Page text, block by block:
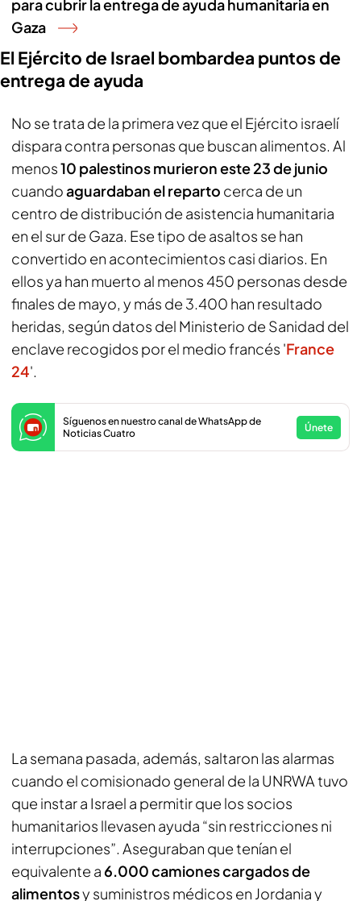
para cubrir la entrega de ayuda humanitaria en
Gaza
El Ejército de Israel bombardea puntos de
entrega de ayuda
No se trata de la primera vez que el Ejército israelí
dispara contra personas que buscan alimentos. Al
menos10 palestinos murieron este 23 de junio
cuandoaguardaban el reparto cerca de un
centro de distribución de asistencia humanitaria
en el sur de Gaza. Ese tipo de asaltos se han
convertido en acontecimientos casi diarios. En
ellos ya han muerto al menos 450 personas desde
finales de mayo, y más de 3.400 han resultado
heridas, según datos del Ministerio de Sanidad del
enclave recogidos por el medio francés 'France
24'.
Síguenos en nuestro canal de WhatsApp de
Noticias Cuatro
Únete
La semana pasada, además, saltaron las alarmas
cuando el comisionado general de la UNRWA tuvo
que instar a Israel a permitir que los socios
humanitarios llevasen ayuda “sin restricciones ni
interrupciones”. Aseguraban que tenían el
equivalente a 6.000 camiones cargados de
alimentosy suministros médicos en Jordania y